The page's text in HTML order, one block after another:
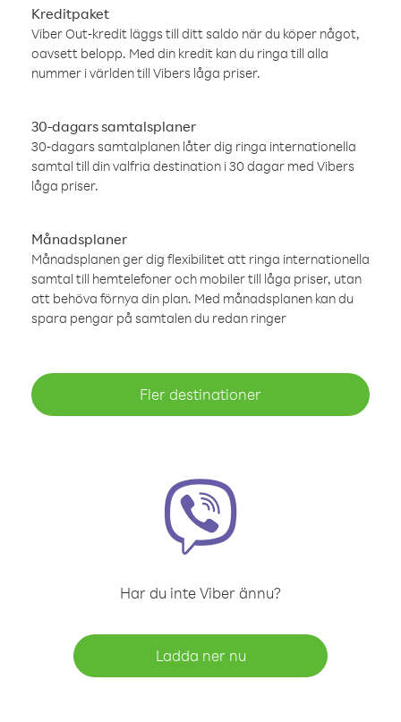
Kreditpaket
Viber Out-kredit läggs till ditt saldo när du köper något,
oavsett belopp. Med din kredit kan du ringa till alla
nummer i världen till Vibers låga priser.
30-dagars samtalsplaner
30-dagars samtalplanen låter dig ringa internationella
samtal till din valfria destination i 30 dagar med Vibers
låga priser.
Månadsplaner
Månadsplanen ger dig flexibilitet att ringa internationella
samtal till hemtelefoner och mobiler till låga priser, utan
att behöva förnya din plan. Med månadsplanen kan du
spara pengar på samtalen du redan ringer
Fler destinationer
Har du inte Viber ännu?
Ladda ner nu